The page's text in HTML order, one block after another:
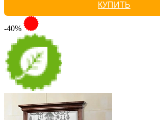
КУПИТЬ
-40%